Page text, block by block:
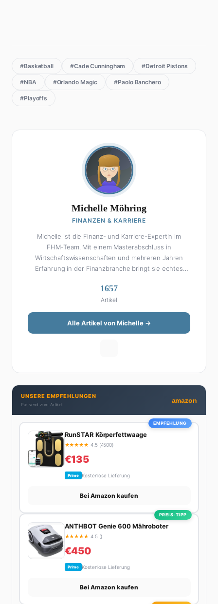
#Basketball #Cade Cunningham #Detroit Pistons
#NBA #Orlando Magic #Paolo Banchero
#Playoffs
Michelle Möhring
FINANZEN & KARRIERE
Michelle ist die Finanz- und Karriere-Expertin im
FHM-Team. Mit einem Masterabschluss in
Wirtschaftswissenschaften und mehreren Jahren
Erfahrung in der Finanzbranche bringt sie echtes
Michelle klingt Altersvorsorge nicht wie eine
Steuererklärung. Ihre Stärke liegt darin, komplexe
Finanzthemen so aufzubereiten, dass sie jeder
versteht – ohne Fachchinesisch, dafür mit konkreten
Tipps zum Umsetzen. Von ETF-Strategien über
Privatleben unter einen Hut bekommt. Privat ist sie
bekennende Kaffee-Süchtige (3+ Tassen am Tag,
Minimum), Podcast-Hörerin und verbringt ihre
Wochenenden am liebsten in der Natur oder auf dem
1657
Artikel
Alle Artikel von Michelle →
UNSERE EMPFEHLUNGEN
Passend zum Artikel
amazon
EMPFEHLUNG
RunSTAR Körperfettwaage
★★★★★ 4.5 (4500)
€135
Prime Kostenlose Lieferung
Bei Amazon kaufen
PREIS-TIPP
ANTHBOT Genie 600 Mähroboter
★★★★★ 4.5 ()
€450
Prime Kostenlose Lieferung
Bei Amazon kaufen